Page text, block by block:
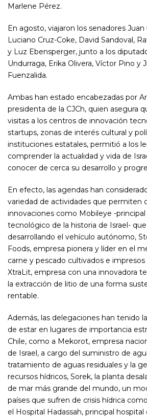
Marlene Pérez.
En agosto, viajaron los senadores Juan
Luciano Cruz-Coke, David Sandoval,
y Luz Ebensperger, junto a los
Undurraga, Erika Olivera, Víctor Pino y
Fuenzalida.
Ambas han estado encabezadas por
presidenta de la CJCh, quien asegura
visitas a los centros de innovación
startups, zonas de interés cultural y
instituciones estatales, permitió a los
comprender la actualidad y vida de
conocer de cerca su desarrollo y
En efecto, las agendas han
variedad de actividades que permiten
innovaciones como Mobileye -
tecnológico de la historia de Israel-
desarrollando el vehículo autónomo,
Foods, empresa pionera y líder en el
carne y pescado cultivados e
XtraLit, empresa con una innovadora
la extracción de litio de una forma
rentable.
Además, las delegaciones han tenido
de estar en lugares de importancia
Chile, como a Mekorot, empresa
de Israel, a cargo del suministro de
tratamiento de aguas residuales y la
recursos hídricos, Sorek, la planta
de mar más grande del mundo, un
países que sufren de crisis hídrica
el Hospital Hadassah, principal hospital